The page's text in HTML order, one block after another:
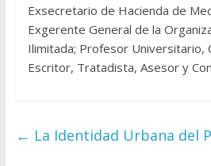
Exsecretario de Hacienda de
Exgerente General de la
Ilimitada; Profesor Universitario,
Escritor, Tratadista, Asesor y
← La Identidad Urbana del